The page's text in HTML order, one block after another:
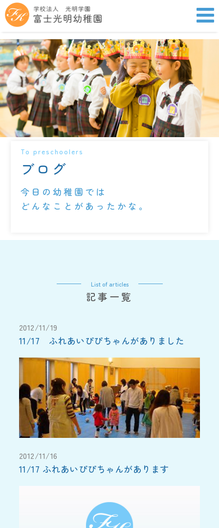
To preschoolers
ブログ
今日の幼稚園では
どんなことがあったかな。
List of articles
記事一覧
2012/11/19
11/17 ふれあいぴぴちゃんがありました
2012/11/16
11/17 ふれあいぴぴちゃんがあります